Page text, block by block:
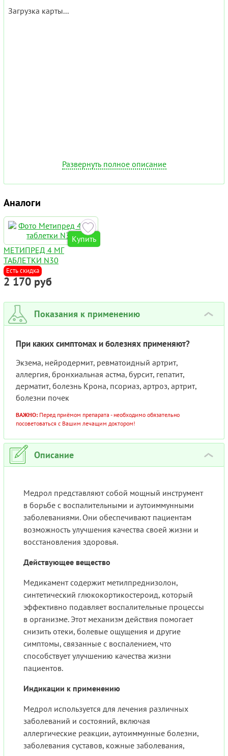
Загрузка карты...
Развернуть полное описание
Аналоги
Купить
МЕТИПРЕД 4 МГ
ТАБЛЕТКИ N30
Есть скидка
2 170 руб
Показания к применению ›
При каких симптомах и болезнях применяют?
Экзема, нейродермит, ревматоидный артрит,
аллергия, бронхиальная астма, бурсит, гепатит,
дерматит, болезнь Крона, псориаз, артроз, артрит,
болезни почек
ВАЖНО: Перед приёмом препарата - необходимо обязательно
посоветоваться с Вашим лечащим доктором!
Описание ›
Медрол представляют собой мощный инструмент
в борьбе с воспалительными и аутоиммунными
заболеваниями. Они обеспечивают пациентам
возможность улучшения качества своей жизни и
восстановления здоровья.
Действующее вещество
Медикамент содержит метилпреднизолон,
синтетический глюкокортикостероид, который
эффективно подавляет воспалительные процессы
в организме. Этот механизм действия помогает
снизить отеки, болевые ощущения и другие
симптомы, связанные с воспалением, что
способствует улучшению качества жизни
пациентов.
Индикации к применению
Медрол используется для лечения различных
заболеваний и состояний, включая
аллергические реакции, аутоиммунные болезни,
заболевания суставов, кожные заболевания,